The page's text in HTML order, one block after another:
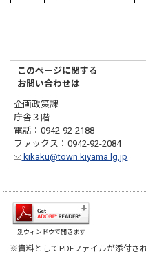
このページに関する
お問い合わせは
企画政策課
庁舎３階
電話：0942-92-2188
ファックス：0942-92-2084
kikaku@town.kiyama.lg.jp
別ウィンドウで開きます
※資料としてPDFファイルが添付さ